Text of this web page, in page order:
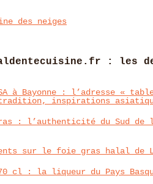
des neiges
: les
à Bayonne : l’adresse «
inspirations
: l’authenticité du Sud de
sur le foie gras halal de
cl : la liqueur du Pays